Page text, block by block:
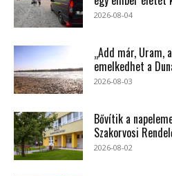
2026-08-04
„Add már, Uram,
emelkedhet a
2026-08-03
Bővítik a
Szakorvosi
2026-08-02